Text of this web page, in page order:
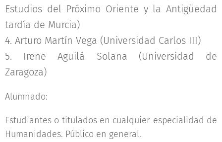
Estudios del Próximo Oriente y la Antigüedad
tardía de Murcia)
4. Arturo Martín Vega (Universidad Carlos III)
5. Irene Aguilá Solana (Universidad de
Zaragoza)
Alumnado:
Estudiantes o titulados en cualquier especialidad de
Humanidades. Público en general.